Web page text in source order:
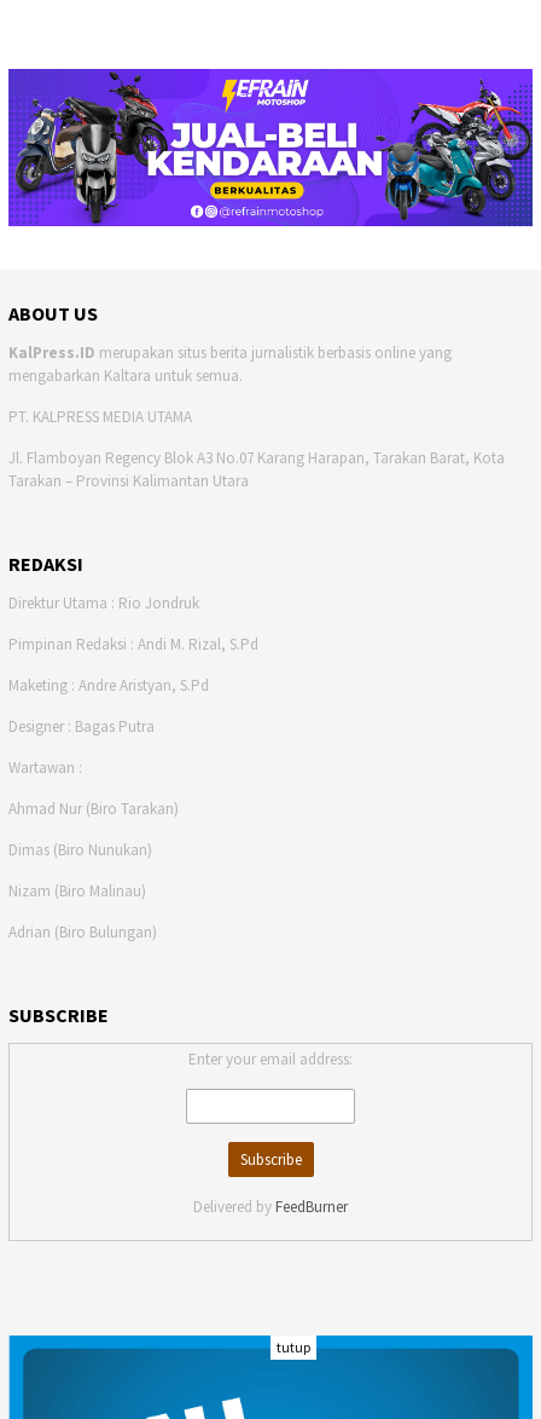
ABOUT US
KalPress.ID merupakan situs berita jurnalistik berbasis online yang
mengabarkan Kaltara untuk semua.
PT. KALPRESS MEDIA UTAMA
Jl. Flamboyan Regency Blok A3 No.07 Karang Harapan, Tarakan Barat, Kota
Tarakan – Provinsi Kalimantan Utara
REDAKSI
Direktur Utama : Rio Jondruk
Pimpinan Redaksi : Andi M. Rizal, S.Pd
Maketing : Andre Aristyan, S.Pd
Designer : Bagas Putra
Wartawan :
Ahmad Nur (Biro Tarakan)
Dimas (Biro Nunukan)
Nizam (Biro Malinau)
Adrian (Biro Bulungan)
SUBSCRIBE
Enter your email address:
Delivered by FeedBurner
INDEKS
tutup